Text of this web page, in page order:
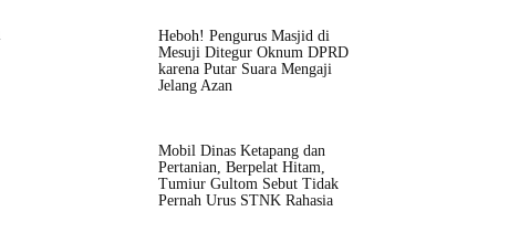
Heboh! Pengurus Masjid di
Mesuji Ditegur Oknum DPRD
karena Putar Suara Mengaji
Jelang Azan
Mobil Dinas Ketapang dan
Pertanian, Berpelat Hitam,
Tumiur Gultom Sebut Tidak
Pernah Urus STNK Rahasia